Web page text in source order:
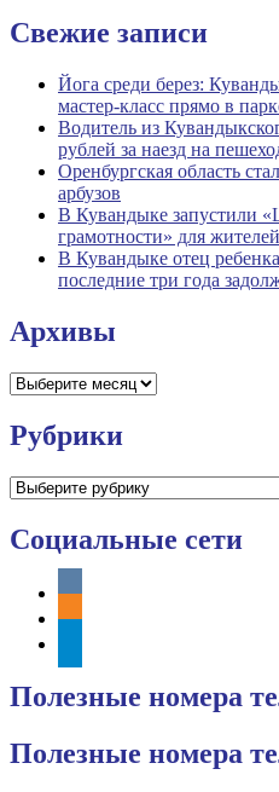
Свежие записи
Йога среди берез:
мастер-класс прямо в
Водитель из
рублей за наезд на
Оренбургская область
арбузов
В Кувандыке запустили
грамотности» для
В Кувандыке отец
последние три года
Архивы
Архивы
Рубрики
Рубрики
Социальные сети
vkontakte
odnoklassniki
Полезные номера
Полезные номера